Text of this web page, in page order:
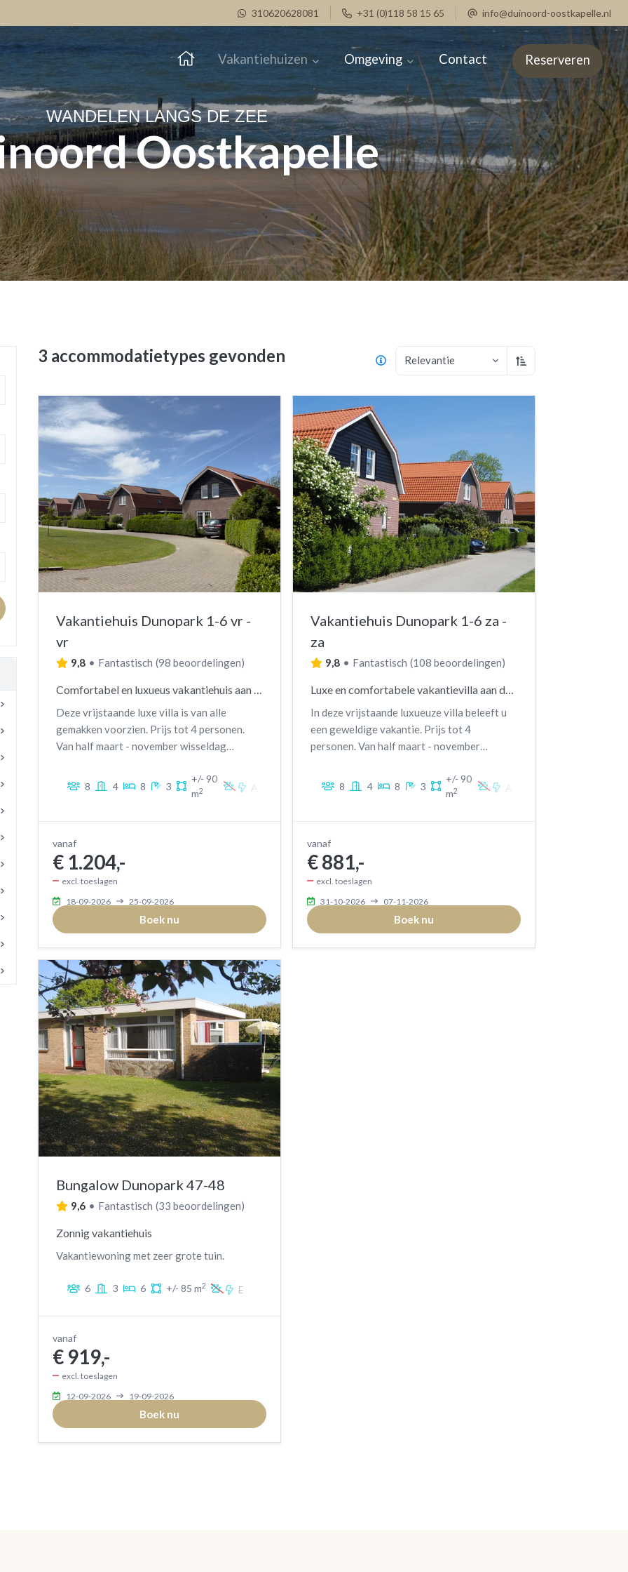
310620628081 +31 (0)118 58 15 65 info@duinoord-oostkapelle.nl
Vakantiehuizen Omgeving Contact Reserveren
WANDELEN LANGS DE ZEE
Oostkapelle
2
3
1
2
3
1
3
1
2
3
3
1
2
3
3
3
3 accommodatietypes gevonden Relevantie Oplopend sorteren
Vakantiehuis Dunopark 1-6 vr -
vr
9,8 • Fantastisch (98 beoordelingen)
Comfortabel en luxueus vakantiehuis aan zee
Deze vrijstaande luxe villa is van alle
gemakken voorzien. Prijs tot 4 personen.
Van half maart - november wisseldag
8 4 8 3
+/- 90
m2 A
vanaf
€ 1.204,-
excl. toeslagen
18-09-2026
25-09-2026
Boek nu
Vakantiehuis Dunopark 1-6 za -
za
9,8 • Fantastisch (108 beoordelingen)
Luxe en comfortabele vakantievilla aan de kust
In deze vrijstaande luxueuze villa beleeft u
een geweldige vakantie. Prijs tot 4
personen. Van half maart - november
8 4 8 3
+/- 90
m2 A
vanaf
€ 881,-
excl. toeslagen
31-10-2026
07-11-2026
Boek nu
Bungalow Dunopark 47-48
9,6 • Fantastisch (33 beoordelingen)
Zonnig vakantiehuis
Vakantiewoning met zeer grote tuin.
6 3 6 +/- 85 m2 E
vanaf
€ 919,-
excl. toeslagen
12-09-2026
19-09-2026
Boek nu